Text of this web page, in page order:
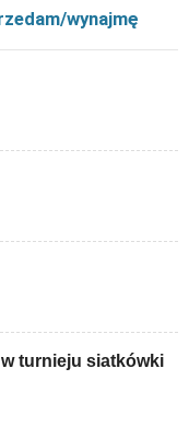
wynajmę
w turnieju siatkówki